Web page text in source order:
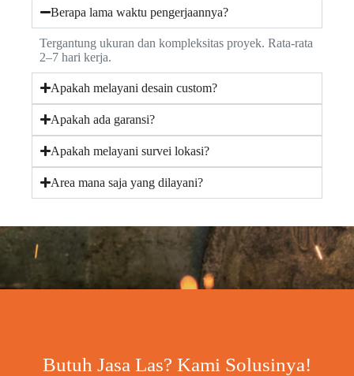
Berapa lama waktu pengerjaannya?
Tergantung ukuran dan kompleksitas proyek. Rata-rata
2–7 hari kerja.
Apakah melayani desain custom?
Apakah ada garansi?
Apakah melayani survei lokasi?
Area mana saja yang dilayani?
Butuh Jasa Las? Kami Solusinya!